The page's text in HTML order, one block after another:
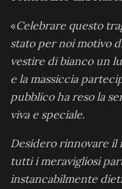
«Celebrare questo
stato per noi motivo
vestire di bianco un
e la massiccia
pubblico ha reso la
viva e speciale.
Desidero rinnovare il
tutti i meravigliosi
instancabilmente